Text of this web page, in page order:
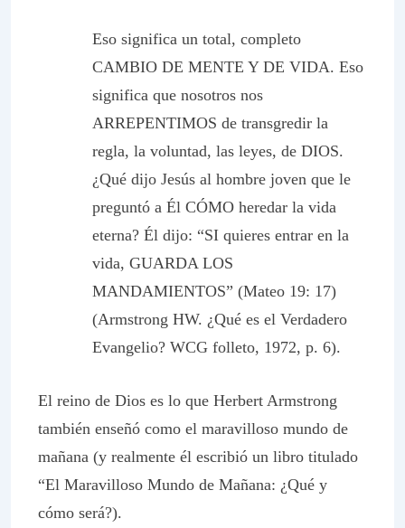
Eso significa un total, completo
CAMBIO DE MENTE Y DE VIDA. Eso
significa que nosotros nos
ARREPENTIMOS de transgredir la
regla, la voluntad, las leyes, de DIOS.
¿Qué dijo Jesús al hombre joven que le
preguntó a Él CÓMO heredar la vida
eterna? Él dijo: “SI quieres entrar en la
vida, GUARDA LOS
MANDAMIENTOS” (Mateo 19: 17)
(Armstrong HW. ¿Qué es el Verdadero
Evangelio? WCG folleto, 1972, p. 6).
El reino de Dios es lo que Herbert Armstrong
también enseñó como el maravilloso mundo de
mañana (y realmente él escribió un libro titulado
“El Maravilloso Mundo de Mañana: ¿Qué y
cómo será?).